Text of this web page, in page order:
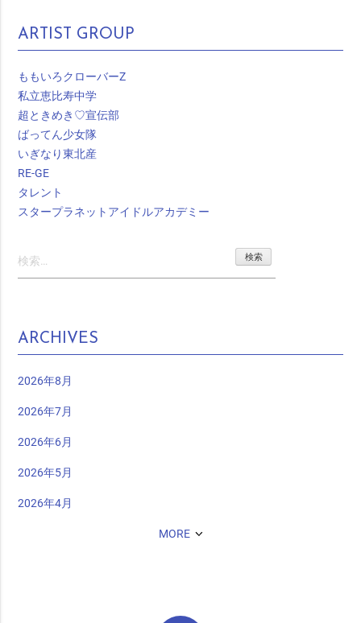
ARTIST GROUP
ももいろクローバーZ
私立恵比寿中学
超ときめき♡宣伝部
ばってん少女隊
いぎなり東北産
RE-GE
タレント
スタープラネットアイドルアカデミー
索:
ARCHIVES
2026年8月
2026年7月
2026年6月
2026年5月
2026年4月
MORE